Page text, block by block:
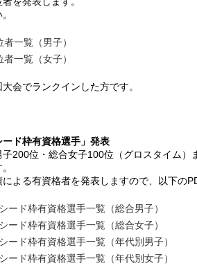
一覧（男子）
一覧（女子）
会でランクインした方です。
ド枠有資格選手」発表
200位・総合女子100位（グロスタイム
よる有資格者を発表しますので、以下の
ード枠有資格選手一覧（総合男子）
ード枠有資格選手一覧（総合女子）
ード枠有資格選手一覧（年代別男子）
ード枠有資格選手一覧（年代別女子）